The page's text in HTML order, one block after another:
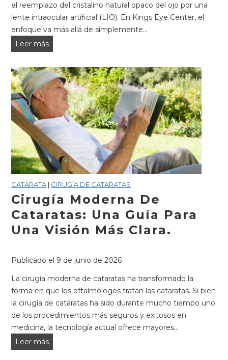
el reemplazo del cristalino natural opaco del ojo por una
lente intraocular artificial (LIO). En Kings Eye Center, el
enfoque va más allá de simplemente...
Leer másCirugía
cataratas
y
opciones
lentes
en
Kings
Eye
Center.
CATARATA | CIRUGÍA DE CATARATAS
Cirugía Moderna De
Cataratas: Una Guía Para
Una Visión Más Clara.
Publicado el 9 de junio de 2026
La cirugía moderna de cataratas ha transformado la
forma en que los oftalmólogos tratan las cataratas. Si bien
la cirugía de cataratas ha sido durante mucho tiempo uno
de los procedimientos más seguros y exitosos en
medicina, la tecnología actual ofrece mayores...
Leer másCirugía